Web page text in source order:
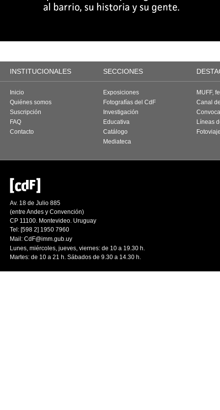
INSTITUCIONALES SECCIONES
Inicio
Quiénes somos
Suscripción
FAQ
Contacto
Exposiciones
Fotografías del CdF
Investigación
Educativa
Catálogo
Mediateca
MUFF,
Canal
Líneas
Av. 18 de Julio 885
(entre Andes y Convención)
CP 11100. Montevideo. Uruguay
Tel: [598 2] 1950 7960
Mail: CdF@imm.gub.uy
Lunes, miércoles, jueves, viernes: de 10 a 19.30 h.
Martes: de 10 a 21 h. Sábados de 9.30 a 14.30 h.